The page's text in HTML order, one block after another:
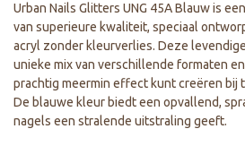
Urban Nails Glitters UNG 45A Blauw is
van superieure kwaliteit, speciaal
acryl zonder kleurverlies. Deze
unieke mix van verschillende formaten
prachtig meermin effect kunt creëren bij
De blauwe kleur biedt een opvallend,
nagels een stralende uitstraling geeft.